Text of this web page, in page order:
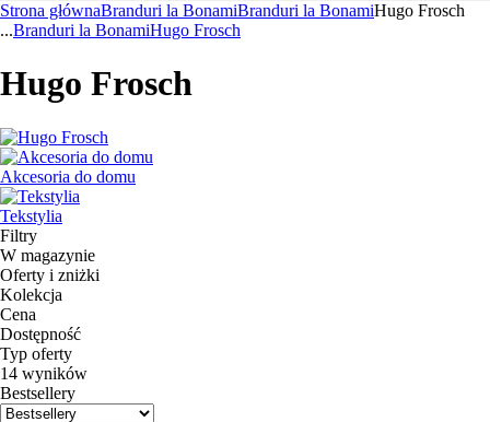
Strona głównaBranduri la BonamiBranduri la BonamiHugo Frosch
...Branduri la BonamiHugo Frosch
Hugo Frosch
Akcesoria do domu
Tekstylia
Filtry
W magazynie
Oferty i zniżki
Kolekcja
Cena
Dostępność
Typ oferty
14 wyników
Bestsellery